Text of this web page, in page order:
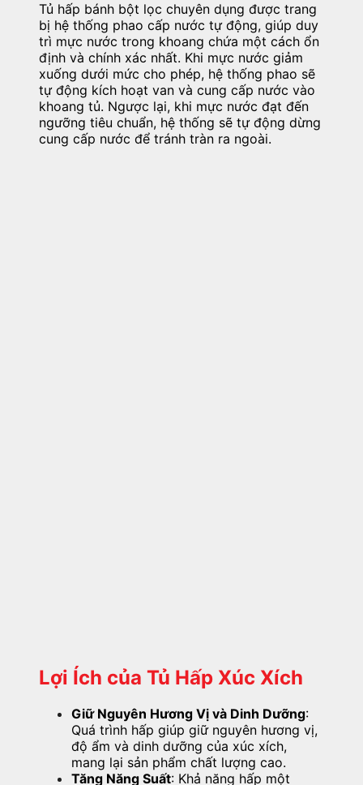
Tủ hấp bánh bột lọc chuyên dụng được trang
bị hệ thống phao cấp nước tự động, giúp duy
trì mực nước trong khoang chứa một cách ổn
định và chính xác nhất. Khi mực nước giảm
xuống dưới mức cho phép, hệ thống phao sẽ
tự động kích hoạt van và cung cấp nước vào
khoang tủ. Ngược lại, khi mực nước đạt đến
ngưỡng tiêu chuẩn, hệ thống sẽ tự động dừng
cung cấp nước để tránh tràn ra ngoài.
Lợi Ích của Tủ Hấp Xúc Xích
Giữ Nguyên Hương Vị và Dinh Dưỡng:
Quá trình hấp giúp giữ nguyên hương vị,
độ ẩm và dinh dưỡng của xúc xích,
mang lại sản phẩm chất lượng cao.
Tăng Năng Suất: Khả năng hấp một